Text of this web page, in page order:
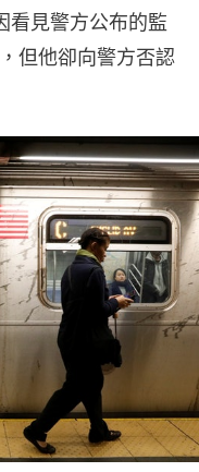
看見警方公布的監
但他卻向警方否認